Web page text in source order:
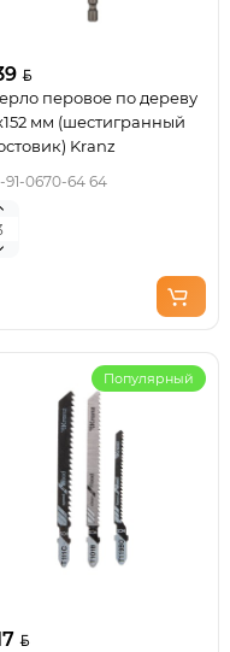
перовое по дереву
мм (шестигранный
Kranz
91-0670-64 64
Популярный